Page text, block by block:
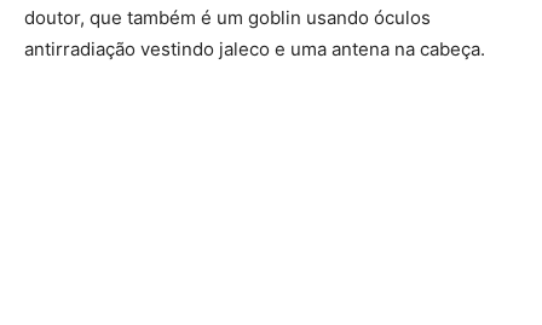
doutor, que também é um goblin usando óculos
antirradiação vestindo jaleco e uma antena na cabeça.